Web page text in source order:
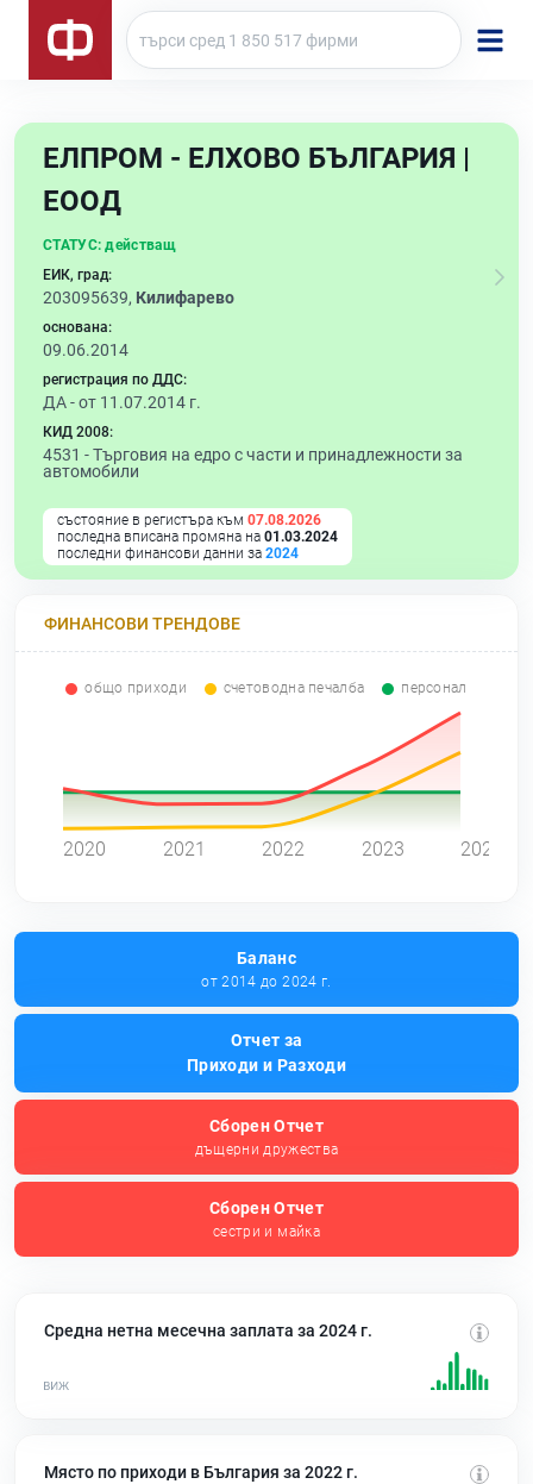
ЕЛПРОМ - ЕЛХОВО БЪЛГАРИЯ |
ЕООД
СТАТУС: действащ
ЕИК, град:
203095639, Килифарево
основана:
09.06.2014
регистрация по ДДС:
ДА - от 11.07.2014 г.
КИД 2008:
4531 -Търговия на едро с части и принадлежности за
автомобили
състояние в регистъра към 07.08.2026
последна вписана промяна на 01.03.2024
последни финансови данни за 2024
ФИНАНСОВИ ТРЕНДОВЕ
общо приходи счетоводна печалба персонал
2020 2021 2022 2023 2024
Баланс
от 2014 до 2024 г.
Отчет за
Приходи и Разходи
Сборен Отчет
дъщерни дружества
Сборен Отчет
сестри и майка
Средна нетна месечна заплата за 2024 г.
Място по приходи в България за 2022 г.